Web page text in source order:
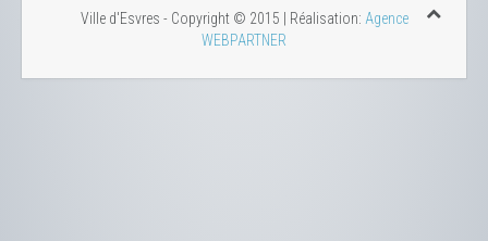
Ville d'Esvres - Copyright © 2015 | Réalisation: Agence
WEBPARTNER